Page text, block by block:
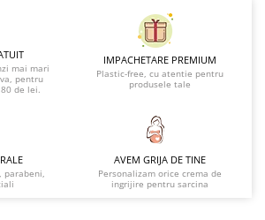
mai mari
pentru
de lei.
IMPACHETARE PREMIUM
Plastic-free, cu atentie pentru
produsele tale
parabeni,
AVEM GRIJA DE TINE
Personalizam orice crema de
ingrijire pentru sarcina